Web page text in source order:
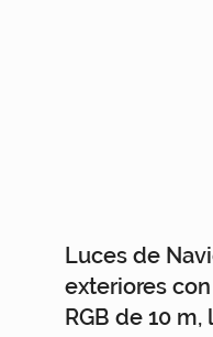
Luces de
exteriores
RGB de 10